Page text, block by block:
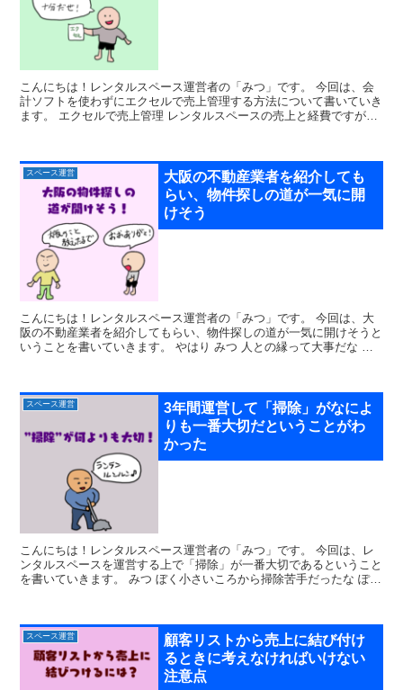
こんにちは！レンタルスペース運営者の「みつ」です。 今回は、会
計ソフトを使わずにエクセルで売上管理する方法について書いていき
ます。 エクセルで売上管理 レンタルスペースの売上と経費ですが、
スペース運営
大阪の不動産業者を紹介しても
らい、物件探しの道が一気に開
けそう
こんにちは！レンタルスペース運営者の「みつ」です。 今回は、大
阪の不動産業者を紹介してもらい、物件探しの道が一気に開けそうと
いうことを書いていきます。 やはり みつ 人との縁って大事だな ぽ
スペース運営
3年間運営して「掃除」がなによ
りも一番大切だということがわ
かった
こんにちは！レンタルスペース運営者の「みつ」です。 今回は、レ
ンタルスペースを運営する上で「掃除」が一番大切であるということ
を書いていきます。 みつ ぼく小さいころから掃除苦手だったな ぽこ
スペース運営
顧客リストから売上に結び付け
るときに考えなければいけない
注意点